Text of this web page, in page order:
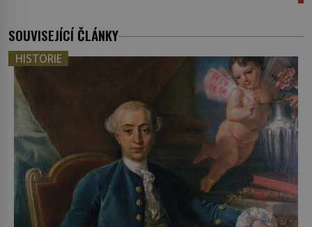
SOUVISEJÍCÍ ČLÁNKY
HISTORIE